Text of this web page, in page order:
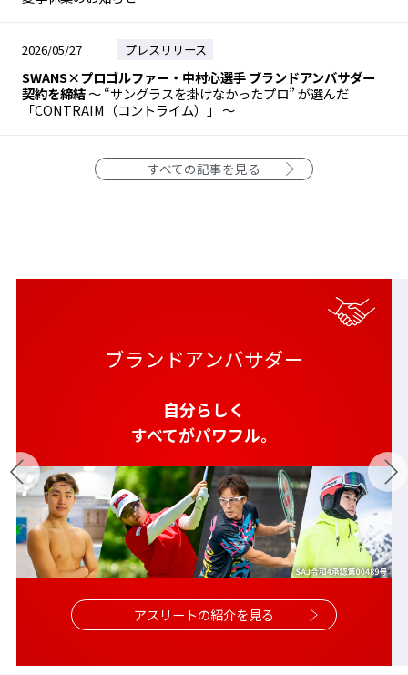
2026/05/27 プレスリリース
SWANS×プロゴルファー・中村心選手 ブランドアンバサダー
契約を締結～ “サングラスを掛けなかったプロ” が選んだ
「CONTRAIM（コントライム）」 ～
すべての記事を見る
ブランドアンバサダー
自分らしく
すべてがパワフル。
アスリートの紹介を見る